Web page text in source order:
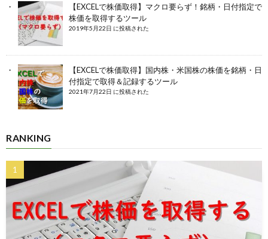
【EXCELで株価取得】マクロ要らず！銘柄・日付指定で
株価を取得するツール
2019年5月22日 に投稿された
【EXCELで株価取得】国内株・米国株の株価を銘柄・日
付指定で取得＆記録するツール
2021年7月22日 に投稿された
RANKING